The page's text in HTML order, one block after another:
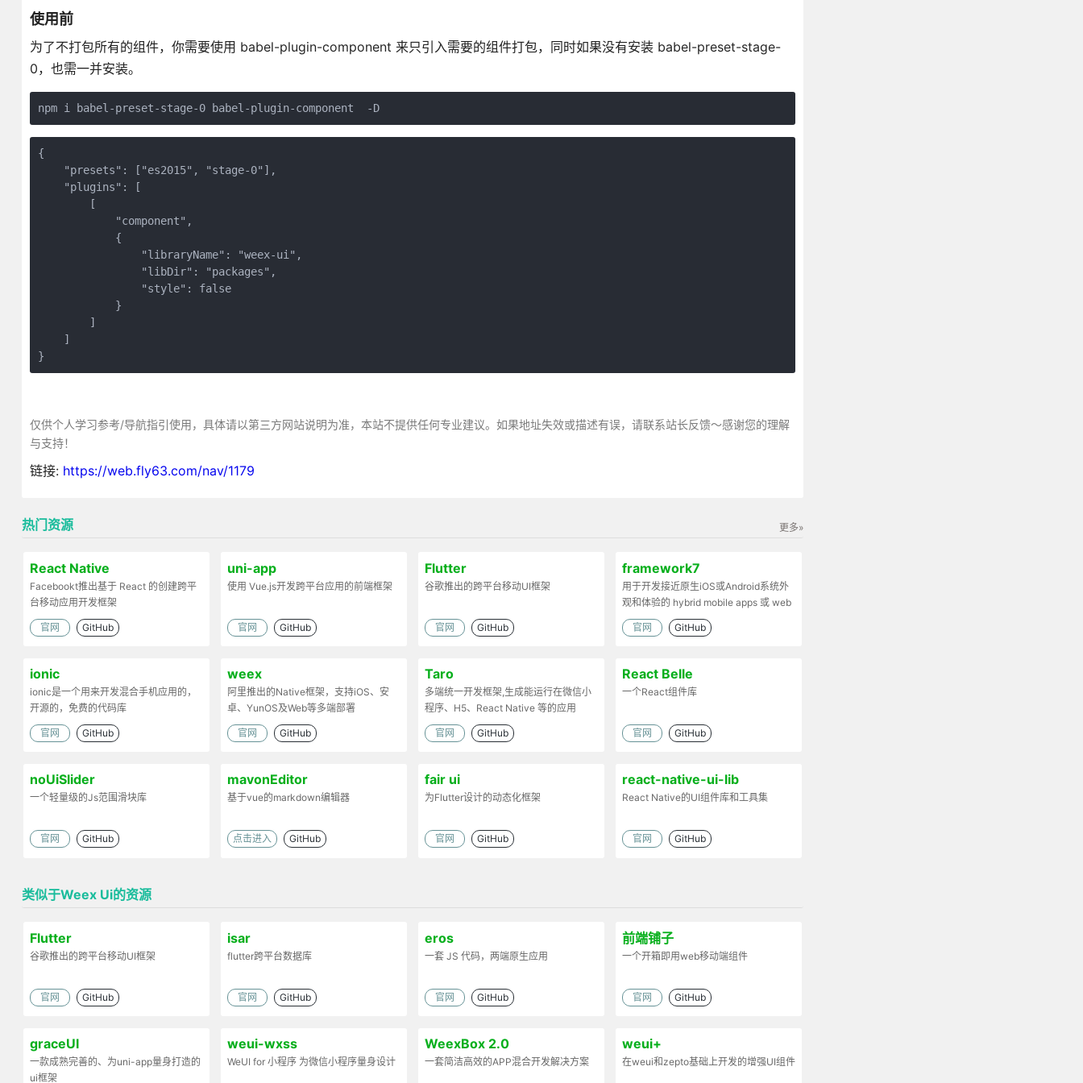
使用前
为了不打包所有的组件，你需要使用 babel-plugin-component 来只引入需要的组件打包，同时如果没有安装 babel-preset-stage-
0，也需一并安装。
npm i babel-preset-stage-0 babel-plugin-component  -D
{
    "presets": ["es2015", "stage-0"],
    "plugins": [
        [
            "component",
            {
                "libraryName": "weex-ui",
                "libDir": "packages",
                "style": false
            }
        ]
    ]
}
仅供个人学习参考/导航指引使用，具体请以第三方网站说明为准，本站不提供任何专业建议。如果地址失效或描述有误，请联系站长反馈～感谢您的理解
与支持！
链接: https://web.fly63.com/nav/1179
更多»
热门资源
React Native
Facebookt推出基于 React 的创建跨平
台移动应用开发框架
官网 GitHub
uni-app
使用 Vue.js开发跨平台应用的前端框架
官网 GitHub
Flutter
谷歌推出的跨平台移动UI框架
官网 GitHub
framework7
用于开发接近原生iOS或Android系统外
观和体验的 hybrid mobile apps 或 web
apps
官网 GitHub
ionic
ionic是一个用来开发混合手机应用的，
开源的，免费的代码库
官网 GitHub
weex
阿里推出的Native框架，支持iOS、安
卓、YunOS及Web等多端部署
官网 GitHub
Taro
多端统一开发框架,生成能运行在微信小
程序、H5、React Native 等的应用
官网 GitHub
React Belle
一个React组件库
官网 GitHub
noUiSlider
一个轻量级的Js范围滑块库
官网 GitHub
mavonEditor
基于vue的markdown编辑器
点击进入 GitHub
fair ui
为Flutter设计的动态化框架
官网 GitHub
react-native-ui-lib
React Native的UI组件库和工具集
官网 GitHub
类似于Weex Ui的资源
Flutter
谷歌推出的跨平台移动UI框架
官网 GitHub
isar
flutter跨平台数据库
官网 GitHub
eros
一套 JS 代码，两端原生应用
官网 GitHub
前端铺子
一个开箱即用web移动端组件
官网 GitHub
graceUI
一款成熟完善的、为uni-app量身打造的
ui框架
weui-wxss
WeUI for 小程序 为微信小程序量身设计
WeexBox 2.0
一套简洁高效的APP混合开发解决方案
weui+
在weui和zepto基础上开发的增强UI组件